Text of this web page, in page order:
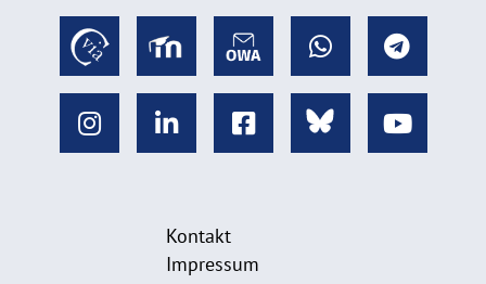
Kontakt
Impressum